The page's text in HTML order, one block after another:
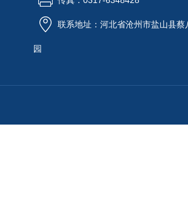
联系地址：河北省沧州市盐山县蔡
园